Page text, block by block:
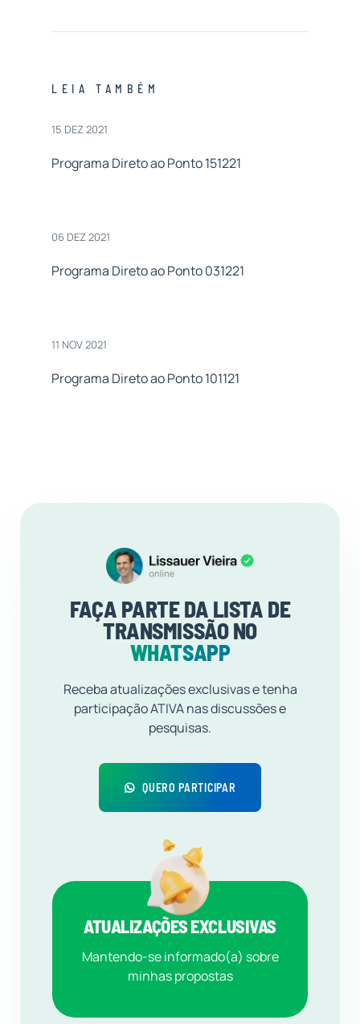
LEIA TAMBÉM
15 DEZ 2021
Programa Direto ao Ponto 151221
06 DEZ 2021
Programa Direto ao Ponto 031221
11 NOV 2021
Programa Direto ao Ponto 101121
FAÇA PARTE DA LISTA DE
TRANSMISSÃO NO
WHATSAPP
Receba atualizações exclusivas e tenha
participação ATIVA nas discussões e
pesquisas.
QUERO PARTICIPAR
ATUALIZAÇÕES EXCLUSIVAS
Mantendo-se informado(a) sobre
minhas propostas